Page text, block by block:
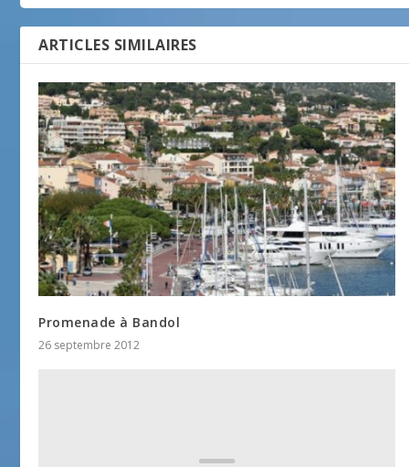
ARTICLES SIMILAIRES
Promenade à Bandol
26 septembre 2012